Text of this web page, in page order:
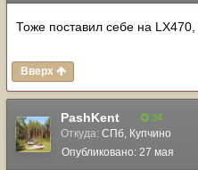
Тоже поставил себе на
Вверх
PashKent 34
Откуда: СПб, Купчино
Опубликовано: 27 мая